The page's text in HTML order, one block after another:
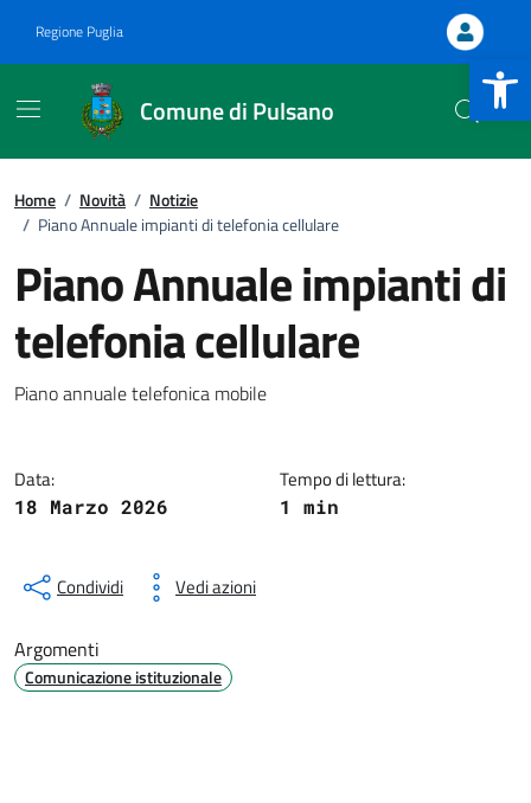
Apri la
Regione Puglia
Comune di Pulsano
Home / Novità / Notizie
/ Piano Annuale impianti di telefonia cellulare
Piano Annuale impianti di
telefonia cellulare:
Piano annuale telefonica mobile
Data:
18 Marzo 2026
Tempo di lettura:
1 min
Condividi Vedi azioni
Argomenti
Comunicazione istituzionale